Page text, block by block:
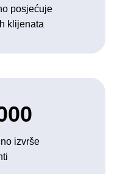
posjećuje
klijenata
izvrše